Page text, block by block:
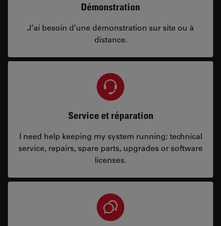
Démonstration
J’ai besoin d’une démonstration sur site ou à
distance.
Service et réparation
I need help keeping my system running: technical
service, repairs, spare parts, upgrades or software
licenses.